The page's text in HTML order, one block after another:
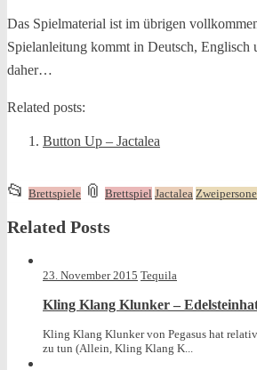
Das Spielmaterial ist im übrigen
Spielanleitung kommt in Deutsch, Englisch
daher…
Related posts:
Button Up – Jactalea
📂 This
was
Brettspiele 📎 and
Brettspiel Jactalea
Related Posts
23. November 2015 Tequila
Kling Klang Klunker –
Kling Klang Klunker von Pegasus hat
zu tun (Allein, Kling Klang K...